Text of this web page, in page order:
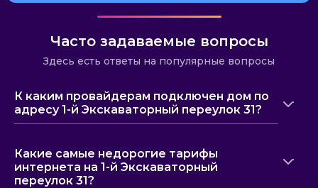
Часто задаваемые вопросы
Здесь есть ответы на популярные вопросы
К каким провайдерам подключен дом по
адресу 1-й Экскаваторный переулок 31?
Какие самые недорогие тарифы
интернета на 1-й Экскаваторный
переулок 31?